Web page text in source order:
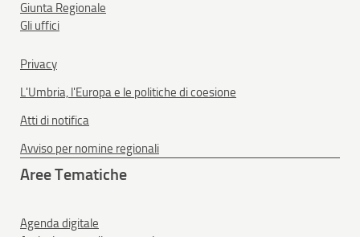
Giunta Regionale
Gli uffici
Privacy
L'Umbria, l'Europa e le politiche di coesione
Atti di notifica
Avviso per nomine regionali
Aree Tematiche
Agenda digitale